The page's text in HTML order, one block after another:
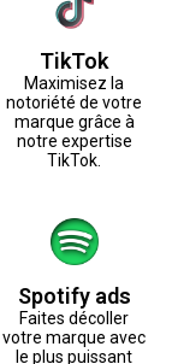
TikTok
Maximisez la
notoriété de votre
marque grâce à
notre expertise
TikTok.
Spotify ads
Faites décoller
votre marque avec
le plus puissant